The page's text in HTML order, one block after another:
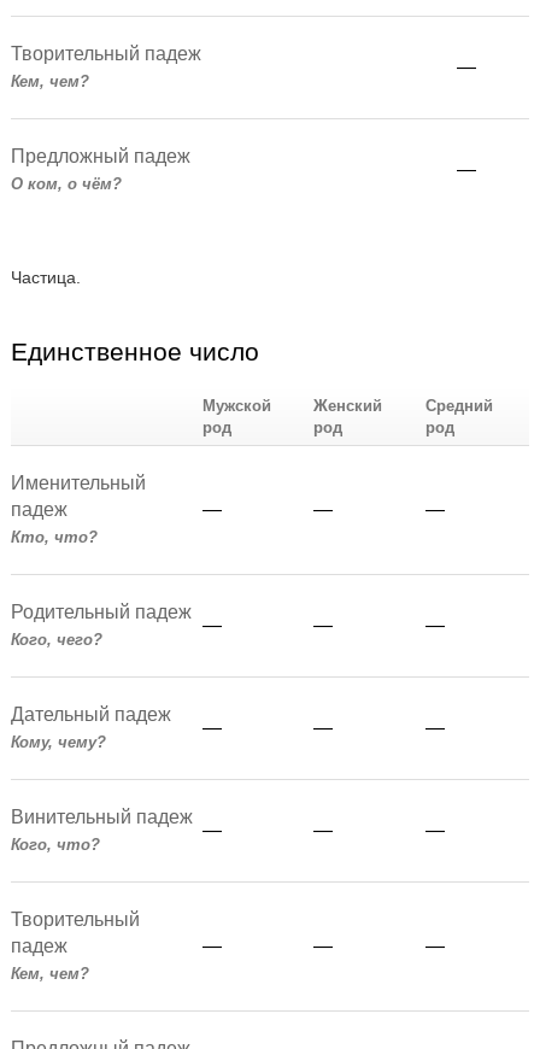
Творительный падеж
Кем, чем?
—
Предложный падеж
О ком, о чём?
—
Частица.
Единственное число
Мужской
род
Женский
род
Средний
род
Именительный
падеж
Кто, что?
— — —
Родительный падеж
Кого, чего?
— — —
Дательный падеж
Кому, чему?
— — —
Винительный падеж
Кого, что?
— — —
Творительный
падеж
Кем, чем?
— — —